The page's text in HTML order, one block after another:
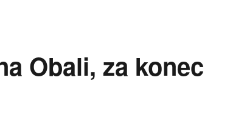
Obali, za konec